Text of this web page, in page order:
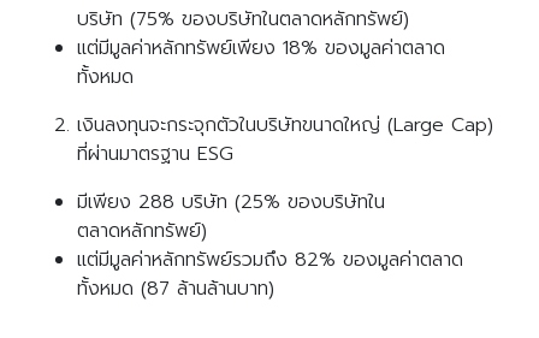
บริษัท (75% ของบริษัทในตลาดหลักทรัพย์)
แต่มีมูลค่าหลักทรัพย์เพียง 18% ของมูลค่าตลาด
ทั้งหมด
เงินลงทุนจะกระจุกตัวในบริษัทขนาดใหญ่ (Large Cap)
ที่ผ่านมาตรฐาน ESG
มีเพียง 288 บริษัท (25% ของบริษัทใน
ตลาดหลักทรัพย์)
แต่มีมูลค่าหลักทรัพย์รวมถึง 82% ของมูลค่าตลาด
ทั้งหมด (87 ล้านล้านบาท)